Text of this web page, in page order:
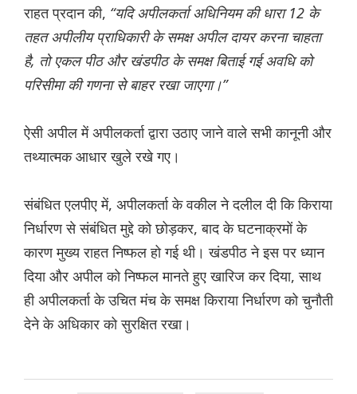
राहत प्रदान की, “यदि अपीलकर्ता अधिनियम की धारा 12 के
तहत अपीलीय प्राधिकारी के समक्ष अपील दायर करना चाहता
है, तो एकल पीठ और खंडपीठ के समक्ष बिताई गई अवधि को
परिसीमा की गणना से बाहर रखा जाएगा।”
ऐसी अपील में अपीलकर्ता द्वारा उठाए जाने वाले सभी कानूनी और
तथ्यात्मक आधार खुले रखे गए।
संबंधित एलपीए में, अपीलकर्ता के वकील ने दलील दी कि किराया
निर्धारण से संबंधित मुद्दे को छोड़कर, बाद के घटनाक्रमों के
कारण मुख्य राहत निष्फल हो गई थी। खंडपीठ ने इस पर ध्यान
दिया और अपील को निष्फल मानते हुए खारिज कर दिया, साथ
ही अपीलकर्ता के उचित मंच के समक्ष किराया निर्धारण को चुनौती
देने के अधिकार को सुरक्षित रखा।